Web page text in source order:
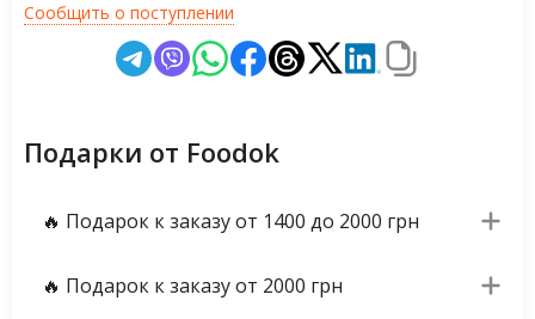
Сообщить о поступлении
Подарки от Foodok
🔥 Подарок к заказу от 1400 до 2000 грн
🔥 Подарок к заказу от 2000 грн